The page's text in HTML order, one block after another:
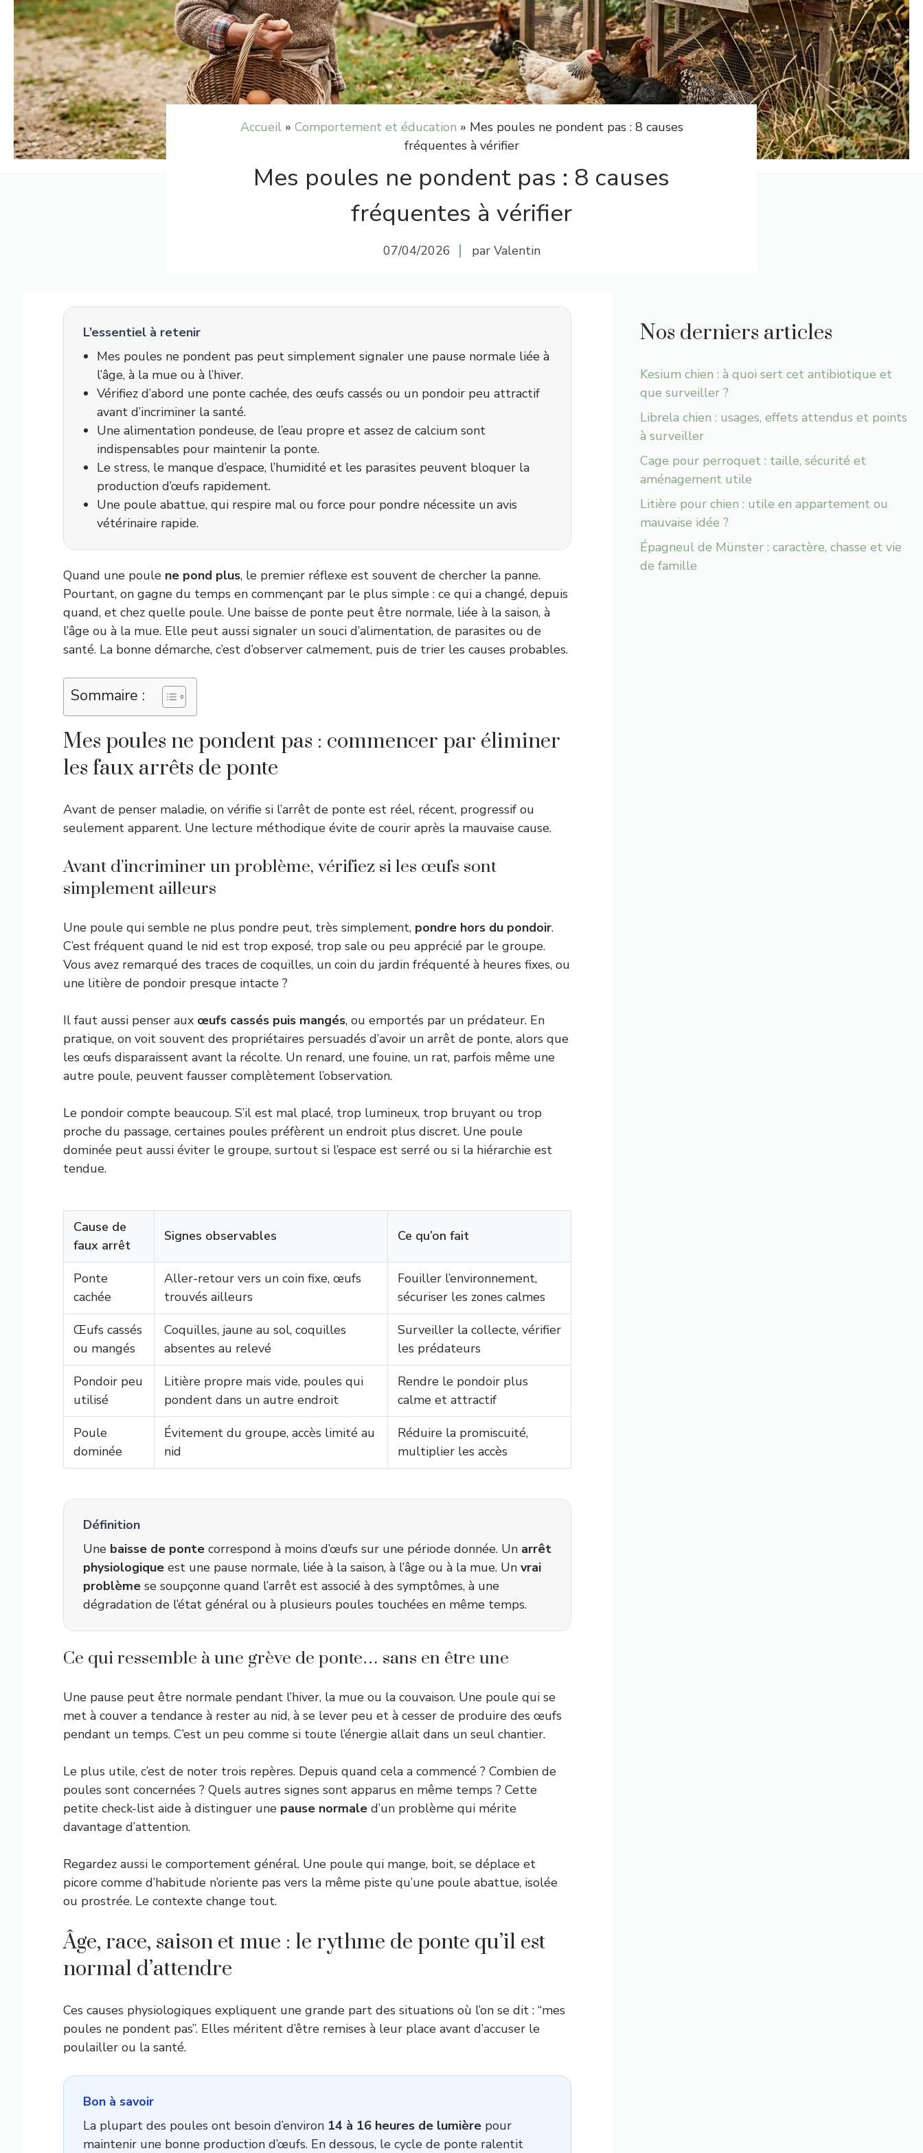
Accueil» Comportement et éducation » Mes poules ne pondent pas : 8 causes
fréquentes à vérifier
Mes poules ne pondent pas : 8 causes
fréquentes à vérifier
07/04/2026 par Valentin
L’essentiel à retenir
Mes poules ne pondent pas peut simplement signaler une pause normale liée à
l’âge, à la mue ou à l’hiver.
Vérifiez d’abord une ponte cachée, des œufs cassés ou un pondoir peu attractif
avant d’incriminer la santé.
Une alimentation pondeuse, de l’eau propre et assez de calcium sont
indispensables pour maintenir la ponte.
Le stress, le manque d’espace, l’humidité et les parasites peuvent bloquer la
production d’œufs rapidement.
Une poule abattue, qui respire mal ou force pour pondre nécessite un avis
vétérinaire rapide.
Quand une poule ne pond plus, le premier réflexe est souvent de chercher la panne.
Pourtant, on gagne du temps en commençant par le plus simple : ce qui a changé, depuis
quand, et chez quelle poule. Une baisse de ponte peut être normale, liée à la saison, à
l’âge ou à la mue. Elle peut aussi signaler un souci d’alimentation, de parasites ou de
santé. La bonne démarche, c’est d’observer calmement, puis de trier les causes probables.
Sommaire :
Mes poules ne pondent pas : commencer par éliminer
les faux arrêts de ponte
Avant de penser maladie, on vérifie si l’arrêt de ponte est réel, récent, progressif ou
seulement apparent. Une lecture méthodique évite de courir après la mauvaise cause.
Avant d’incriminer un problème, vérifiez si les œufs sont
simplement ailleurs
Une poule qui semble ne plus pondre peut, très simplement, pondre hors du pondoir.
C’est fréquent quand le nid est trop exposé, trop sale ou peu apprécié par le groupe.
Vous avez remarqué des traces de coquilles, un coin du jardin fréquenté à heures fixes, ou
une litière de pondoir presque intacte ?
Il faut aussi penser aux œufs cassés puis mangés, ou emportés par un prédateur. En
pratique, on voit souvent des propriétaires persuadés d’avoir un arrêt de ponte, alors que
les œufs disparaissent avant la récolte. Un renard, une fouine, un rat, parfois même une
autre poule, peuvent fausser complètement l’observation.
Le pondoir compte beaucoup. S’il est mal placé, trop lumineux, trop bruyant ou trop
proche du passage, certaines poules préfèrent un endroit plus discret. Une poule
dominée peut aussi éviter le groupe, surtout si l’espace est serré ou si la hiérarchie est
tendue.
Cause de
faux arrêt
Signes observables Ce qu’on fait
Ponte
cachée
Aller-retour vers un coin fixe, œufs
trouvés ailleurs
Fouiller l’environnement,
sécuriser les zones calmes
Œufs cassés
ou mangés
Coquilles, jaune au sol, coquilles
absentes au relevé
Surveiller la collecte, vérifier
les prédateurs
Pondoir peu
utilisé
Litière propre mais vide, poules qui
pondent dans un autre endroit
Rendre le pondoir plus
calme et attractif
Poule
dominée
Évitement du groupe, accès limité au
nid
Réduire la promiscuité,
multiplier les accès
Définition
Une baisse de ponte correspond à moins d’œufs sur une période donnée. Un arrêt
physiologique est une pause normale, liée à la saison, à l’âge ou à la mue. Un vrai
problème se soupçonne quand l’arrêt est associé à des symptômes, à une
dégradation de l’état général ou à plusieurs poules touchées en même temps.
Ce qui ressemble à une grève de ponte… sans en être une
Une pause peut être normale pendant l’hiver, la mue ou la couvaison. Une poule qui se
met à couver a tendance à rester au nid, à se lever peu et à cesser de produire des œufs
pendant un temps. C’est un peu comme si toute l’énergie allait dans un seul chantier.
Le plus utile, c’est de noter trois repères. Depuis quand cela a commencé ? Combien de
poules sont concernées ? Quels autres signes sont apparus en même temps ? Cette
petite check-list aide à distinguer une pause normale d’un problème qui mérite
davantage d’attention.
Regardez aussi le comportement général. Une poule qui mange, boit, se déplace et
picore comme d’habitude n’oriente pas vers la même piste qu’une poule abattue, isolée
ou prostrée. Le contexte change tout.
Âge, race, saison et mue : le rythme de ponte qu’il est
normal d’attendre
Ces causes physiologiques expliquent une grande part des situations où l’on se dit : “mes
poules ne pondent pas”. Elles méritent d’être remises à leur place avant d’accuser le
poulailler ou la santé.
Bon à savoir
La plupart des poules ont besoin d’environ 14 à 16 heures de lumière pour
maintenir une bonne production d’œufs. En dessous, le cycle de ponte ralentit
Nos derniers articles
Kesium chien : à quoi sert cet antibiotique et
que surveiller ?
Librela chien : usages, effets attendus et points
à surveiller
Cage pour perroquet : taille, sécurité et
aménagement utile
Litière pour chien : utile en appartement ou
mauvaise idée ?
Épagneul de Münster : caractère, chasse et vie
de famille